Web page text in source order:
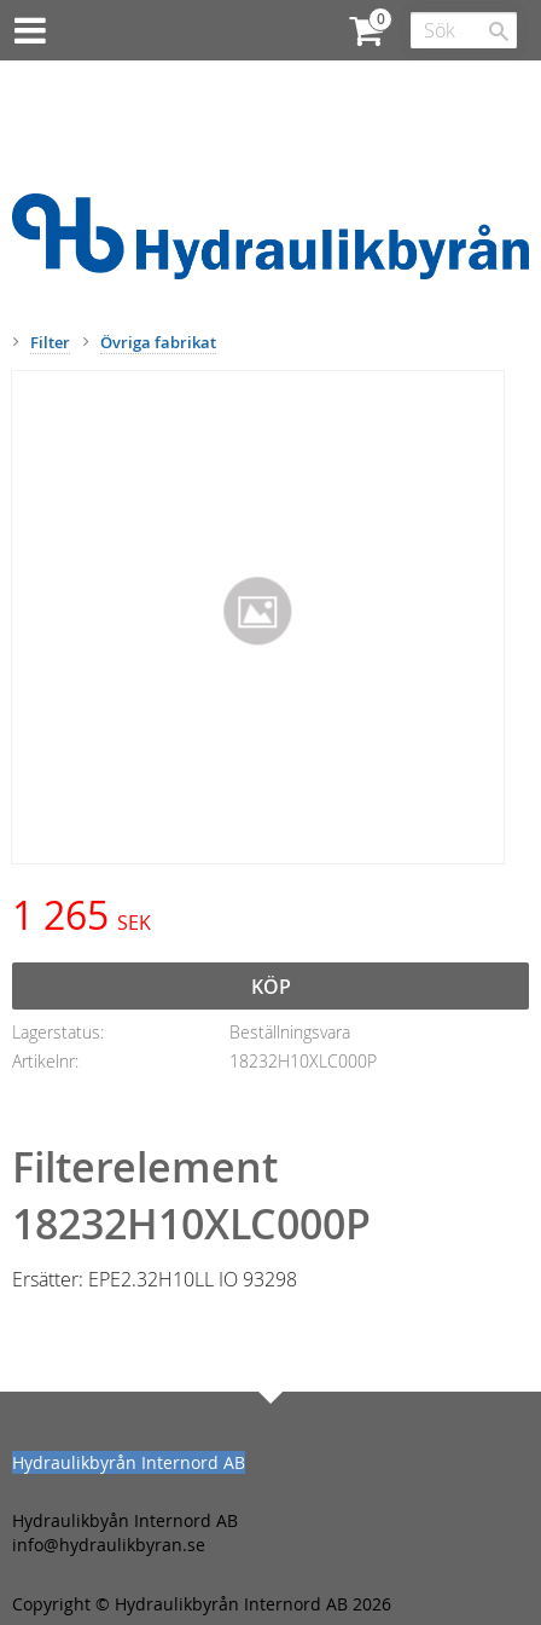
Filter Övriga fabrikat
1 265 SEK
KÖP
Lagerstatus
Beställningsvara
Artikelnr
18232H10XLC000P
Filterelement
18232H10XLC000P
Ersätter: EPE2.32H10LL IO 93298
Hydraulikbyrån Internord AB
Hydraulikbyån Internord AB
info@hydraulikbyran.se
Copyright © Hydraulikbyrån Internord AB 2026